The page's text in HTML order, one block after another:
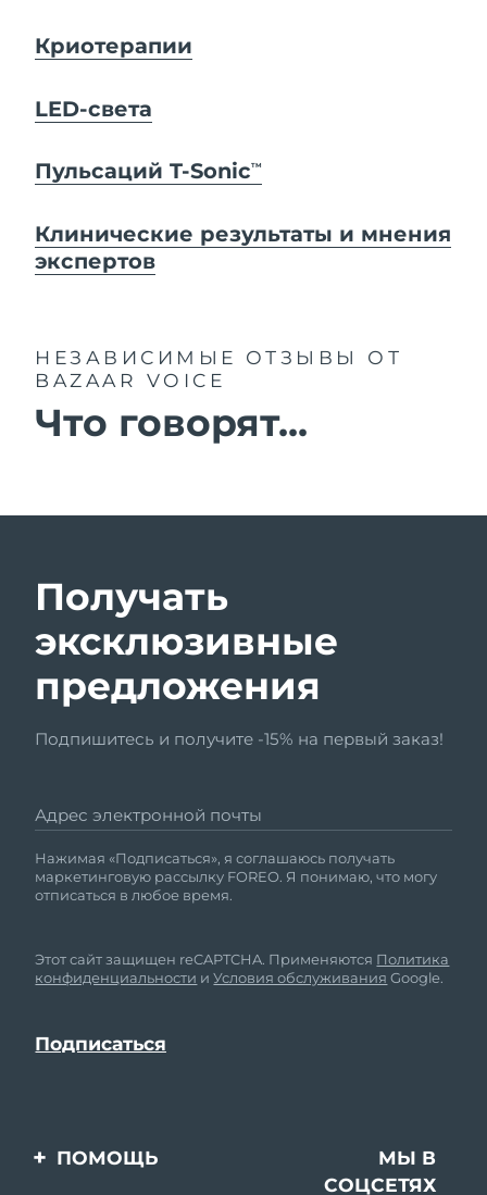
Криотерапии
LED-света
Пульсаций T-SonicTM
Клинические результаты и мнения
экспертов
НЕЗАВИСИМЫЕ ОТЗЫВЫ
ОТ
BAZAAR VOICE
Что говорят...
Получать
эксклюзивные
предложения
Подпишитесь и получите -15% на первый заказ!
Адрес электронной почты
Нажимая «Подписаться», я соглашаюсь получать
маркетинговую рассылку FOREO. Я понимаю, что могу
отписаться в любое время.
Этот сайт защищен reCAPTCHA. Применяются Политика
конфиденциальности иУсловия обслуживания Google.
ПОМОЩЬ
МЫ В
СОЦСЕТЯХ